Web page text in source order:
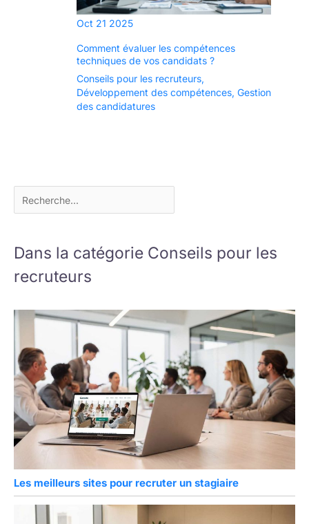
Oct 21 2025
Comment évaluer les compétences
techniques de vos candidats ?
Conseils pour les recruteurs,
Développement des compétences, Gestion
des candidatures
Dans la catégorie Conseils pour les
recruteurs
Les meilleurs sites pour recruter un stagiaire